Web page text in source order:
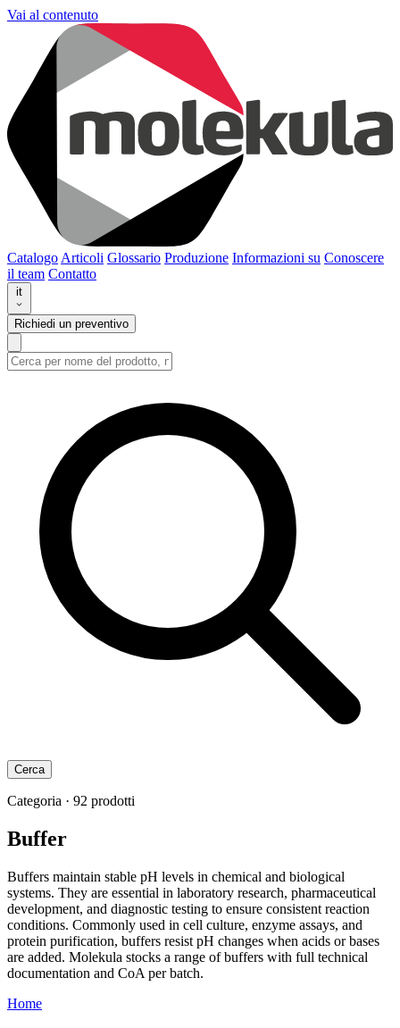
Vai al contenuto
Catalogo Articoli Glossario Produzione Informazioni su Conoscere
il team Contatto
it
Richiedi un preventivo
Cerca
Categoria · 92 prodotti
Buffer
Buffers maintain stable pH levels in chemical and biological
systems. They are essential in laboratory research, pharmaceutical
development, and diagnostic testing to ensure consistent reaction
conditions. Commonly used in cell culture, enzyme assays, and
protein purification, buffers resist pH changes when acids or bases
are added. Molekula stocks a range of buffers with full technical
documentation and CoA per batch.
Home